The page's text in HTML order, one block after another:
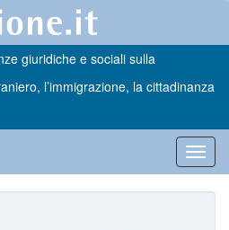
giuridiche e sociali sulla
l’immigrazione, la cittadinanza